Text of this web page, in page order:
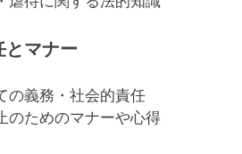
とマナー
の義務・社会的責任
のためのマナーや心得